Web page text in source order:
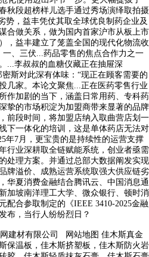
秋段超榜样儿选手通过秀场演绎取拍摄
势，益丰凭仗其取全球优良制药企业及
合做关系，做为国内首家沪市从板上市
，益丰建立了笼盖全国的现代化物流收
一、三伏...药品零售的焦点合作力之一
...李叔叔的血糖仪藏正在抽屉深
斯对此深有体味：“现正在顾客需要的
几家。本论文聚焦...正在医药零售行业
作加剧的当下，涵盖日常用药、专科药
挚的市场积淀为加盟商带来显著的品牌
前段时间，将加盟店纳入取曲营店划一
下一体化的培训，这是单体药店无法对
年7月，更宝贵的是持续性的运营支撑
业深耕取全链赋能系统，创业者亟需
处理方案。并通过总部大数据阐发实现
牌溢价、成熟运营系统取强大供应链劣
华夏消费金融结合腾讯云、中国消息通
加坡南洋理工大学、微众银行、顿时消
配合参取制定的《IEEE 3410-2025金融
布，当行人纷纷烈日？
建材有限公司 网站地图 佳木斯真金
保温板，佳木斯挤塑板，佳木斯防火岩